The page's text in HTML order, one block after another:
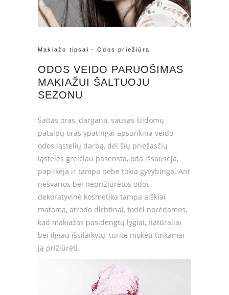
Makiažo tipsai -Odos priežiūra
ODOS VEIDO PARUOŠIMAS
MAKIAŽUI ŠALTUOJU
SEZONU
Šaltas oras, dargana, sausas šildomų
patalpų oras ypatingai apsunkina veido
odos ląstelių darbą, dėl šių priežasčių
ląstelės greičiau pasensta, oda išsausėja,
papilkėja ir tampa nebe tokia gyvybinga. Ant
nešvarios bei neprižiūrėtos odos
dekoratyvinė kosmetika tampa aiškiai
matoma, atrodo dirbtinai, todėl norėdamos,
kad makiažas pasidengtų lygiai, natūraliai
bei ilgiau išsilaikytų, turite mokėti tinkamai
ją prižiūrėti.